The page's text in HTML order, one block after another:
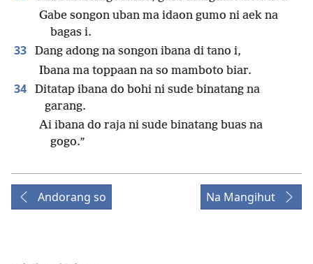
Gabe songon uban ma idaon gumo ni aek na
bagas i.
33
Dang adong na songon ibana di tano i,
Ibana ma toppaan na so mamboto biar.
34
Ditatap ibana do bohi ni sude binatang na
garang.
Ai ibana do raja ni sude binatang buas na
gogo.”
Andorang so Na Mangihut